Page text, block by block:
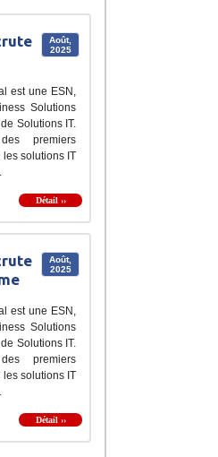
Août,
2025
est une ESN,
Solutions
Solutions IT.
premiers
solutions IT
Détail ››
Août,
2025
est une ESN,
Solutions
Solutions IT.
premiers
solutions IT
Détail ››